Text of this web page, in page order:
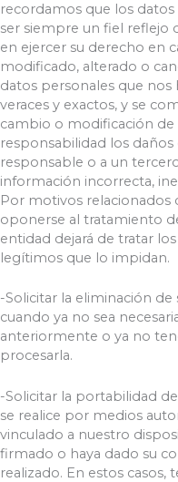
recordamos que los
ser siempre un fiel reflejo
en ejercer su derecho en
modificado, alterado o
datos personales que nos
veraces y exactos, y se
cambio o modificación de
responsabilidad los daños
responsable o a un
información incorrecta,
Por motivos relacionados
oponerse al tratamiento
entidad dejará de tratar
legítimos que lo impidan.
-Solicitar la eliminación
cuando ya no sea
anteriormente o ya no
procesarla.
-Solicitar la portabilidad
se realice por medios
vinculado a nuestro
firmado o haya dado su
realizado. En estos casos,